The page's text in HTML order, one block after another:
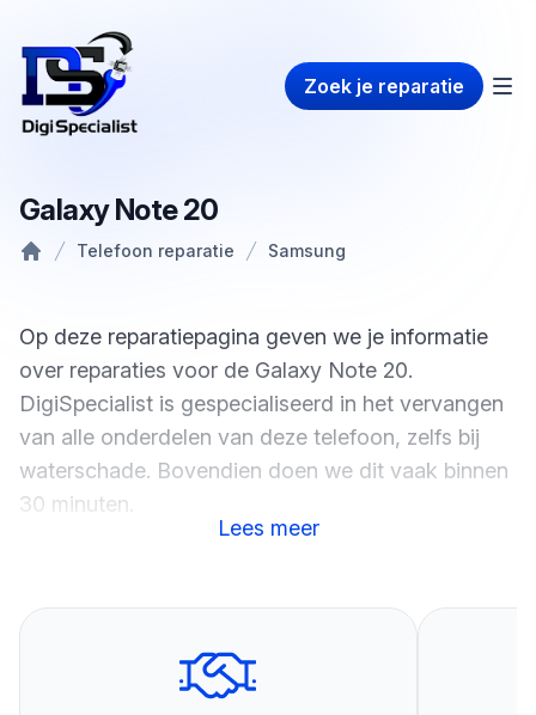
Zoek je reparatie
Galaxy Note 20
Telefoon reparatie Samsung
Op deze reparatiepagina geven we je informatie
over reparaties voor de Galaxy Note 20.
DigiSpecialist is gespecialiseerd in het vervangen
van alle onderdelen van deze telefoon, zelfs bij
waterschade. Bovendien doen we dit vaak binnen
30 minuten.
grondig inspecteren en je adviseren over de beste
oplossing voor je specifieke probleem.
Lees meer